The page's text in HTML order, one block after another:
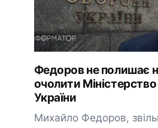
Федоров не полишає
очолити
України
Михайло Федоров,